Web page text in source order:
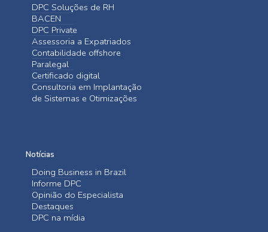
DPC Soluções de RH
BACEN
DPC Private
Assessoria a Expatriados
Contabilidade offshore
Paralegal
Certificado digital
Consultoria em Implantação
de Sistemas e Otimizações
Notícias
Doing Business in Brazil
Informe DPC
Opinião do Especialista
Destaques
DPC na mídia